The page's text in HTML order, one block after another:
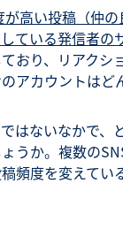
高い投稿（仲の
ている発信者の
おり、リアクシ
アカウントはど
はないなかで、
うか。複数の
頻度を変えてい